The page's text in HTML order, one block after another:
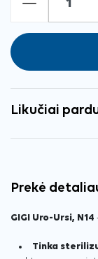
-
Likučiai
Prekė
GIGI Uro-Ursi, N14
Tinka